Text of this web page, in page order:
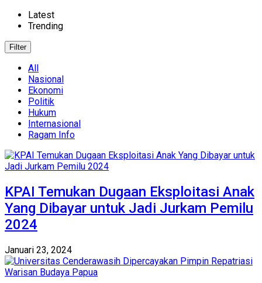
Latest
Trending
Filter
All
Nasional
Ekonomi
Politik
Hukum
Internasional
Ragam Info
KPAI Temukan Dugaan Eksploitasi Anak
Yang Dibayar untuk Jadi Jurkam Pemilu
2024
Januari 23, 2024